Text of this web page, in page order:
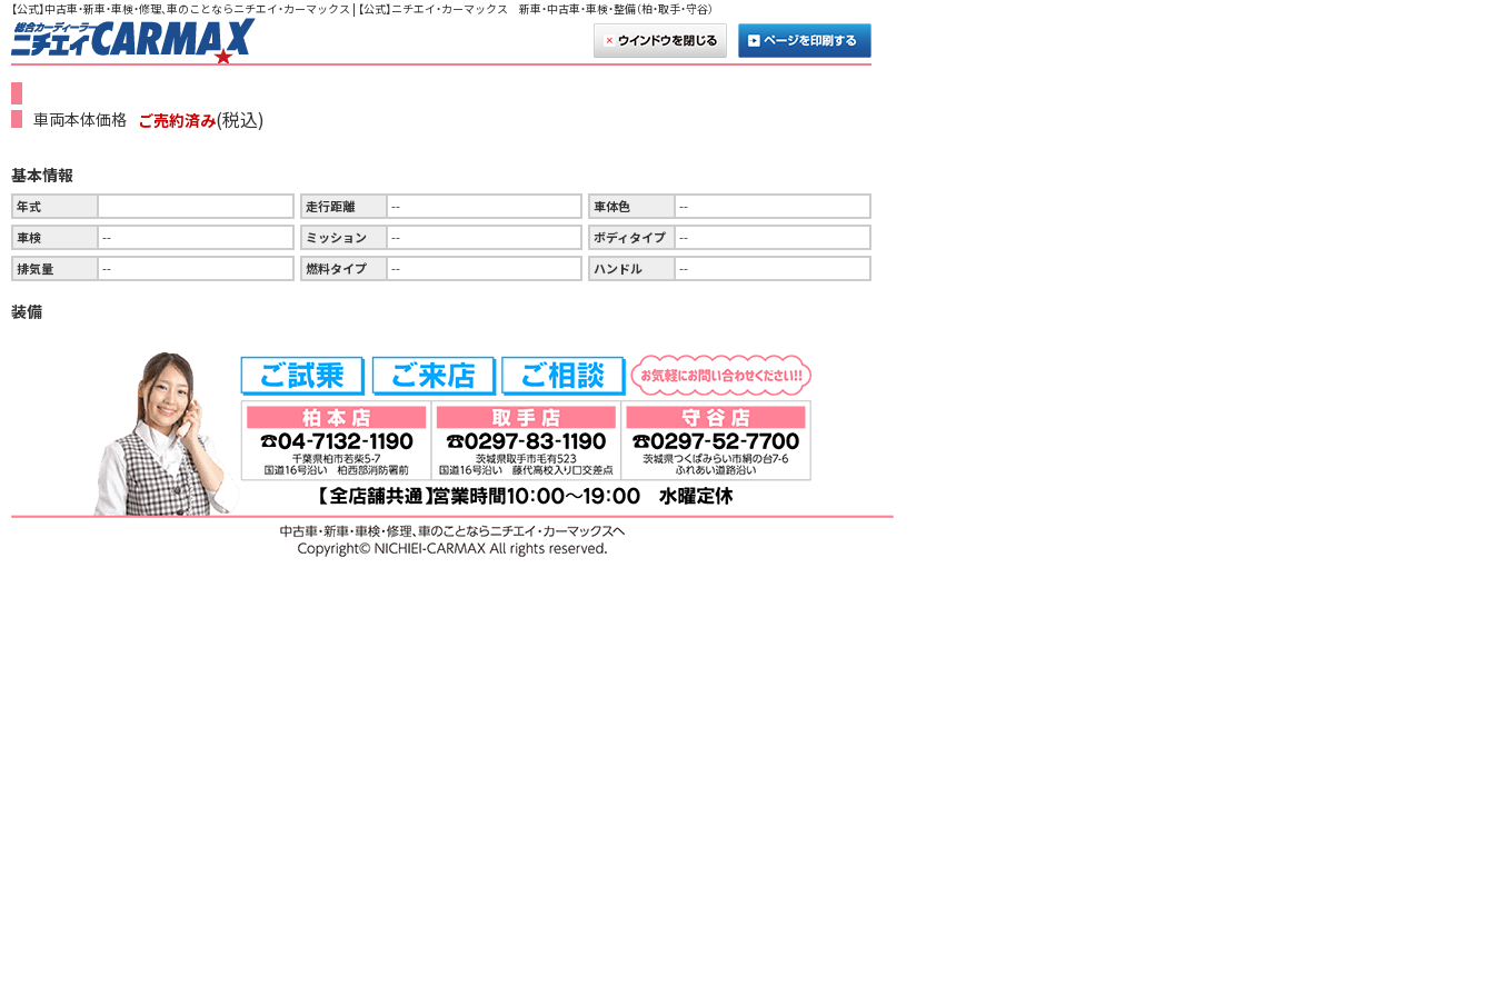
【公式】中古車・新車・車検・修理、車のことならニチエイ・カーマックス | 【公式】ニチエイ・カーマックス 新車・中古車・車検・整備（柏・取手・守谷）
車両本体価格 ご売約済み(税込)
基本情報
年式 走行距離 -- 車体色
--
車検
-- ミッション -- ボディタイプ
--
排気量
-- 燃料タイプ -- ハンドル --
装備